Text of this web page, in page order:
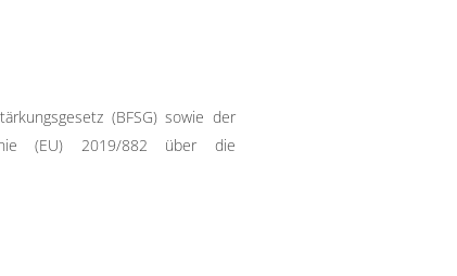
(BFSG) sowie der
(EU) 2019/882 über die